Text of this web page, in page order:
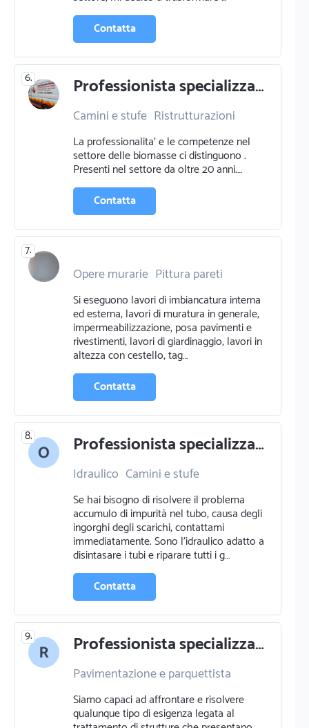
Contatta
6. Professionista specializzato in camini e stufe a cagliari
Camini e stufe Ristrutturazioni
La professionalita' e le competenze nel
settore delle biomasse ci distinguono .
Presenti nel settore da oltre 20 anni.…
Contatta
7.
Opere murarie Pittura pareti
Piastrellista
Si eseguono lavori di imbiancatura interna
ed esterna, lavori di muratura in generale,
impermeabilizzazione, posa pavimenti e
rivestimenti, lavori di giardinaggio, lavori in
altezza con cestello, tag…
Contatta
8. Professionista specializzato in ristrutturazioni a muravera cagliari
Idraulico Camini e stufe
Se hai bisogno di risolvere il problema
accumulo di impurità nel tubo, causa degli
ingorghi degli scarichi, contattami
immediatamente. Sono l'idraulico adatto a
disintasare i tubi e riparare tutti i g…
Contatta
9. Professionista specializzato in pavimentazione e parquettista a castelfiorentino firenze
Pavimentazione e parquettista
Camini e stufe Vetrai
Siamo capaci ad affrontare e risolvere
qualunque tipo di esigenza legata al